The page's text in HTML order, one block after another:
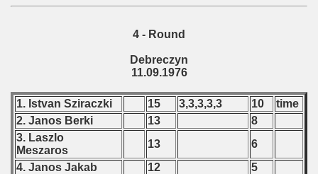
4 - Round
Debreczyn
11.09.1976
1. Istvan Sziraczki 15 3,3,3,3,3 10
time
2. Janos Berki
13
8
3. Laszlo
Meszaros
13
6
4. Janos Jakab
12
5
1986